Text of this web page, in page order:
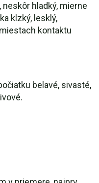
hladký, mierne
klzký, lesklý,
kontaktu
belavé, sivasté,